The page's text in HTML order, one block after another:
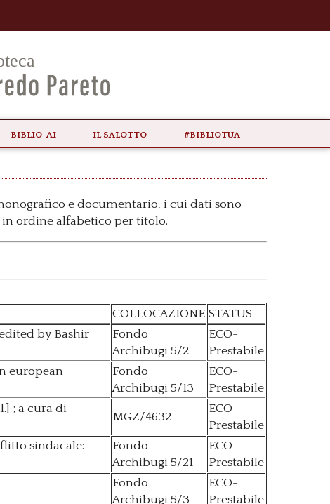
biblio-ai il Salotto #bibliotua
e documentario, i cui dati sono
ordine alfabetico per titolo.
COLLOCAZIONE STATUS
by Bashir
Fondo
Archibugi 5/2
ECO-
Prestabile
european
Fondo
Archibugi 5/13
ECO-
Prestabile
; a cura di
MGZ/4632
ECO-
Prestabile
sindacale:
Fondo
Archibugi 5/21
ECO-
Prestabile
Fondo
Archibugi 5/3
ECO-
Prestabile